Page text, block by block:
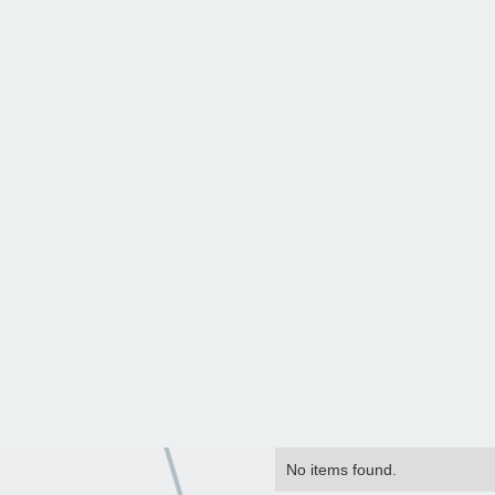
No items found.